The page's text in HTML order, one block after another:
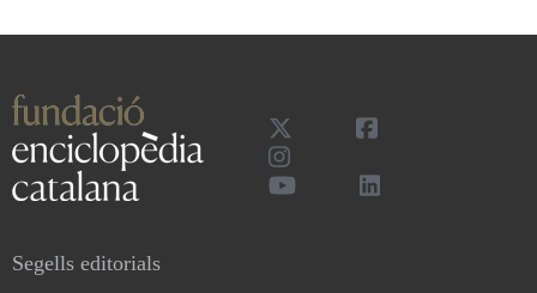
Segells editorials